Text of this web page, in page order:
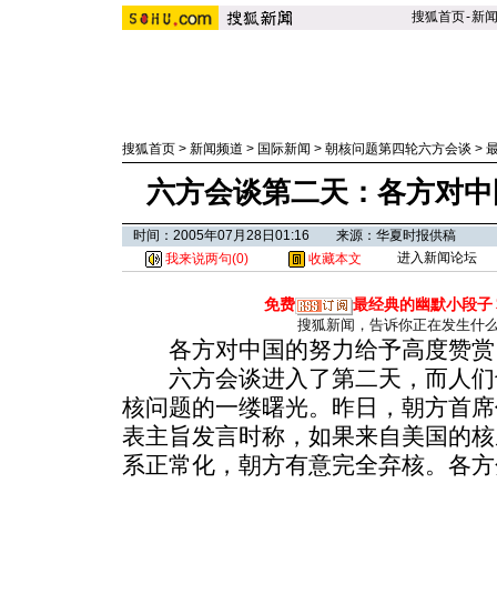
搜狐首页-新闻
搜狐首页 > 新闻频道 > 国际新闻 > 朝核问题第四轮六方会谈 >
六方会谈第二天：各方对
时间：2005年07月28日01:16 来源：华夏时报供稿
我来说两句(0) 收藏本文 进入新闻论坛
免费 最经典的幽默小段子
搜狐新闻，告诉你正在发生什
各方对中国的努力给予高度赞赏
六方会谈进入了第二天，而人们
核问题的一缕曙光。昨日，朝方首
表主旨发言时称，如果来自美国的
系正常化，朝方有意完全弃核。 各